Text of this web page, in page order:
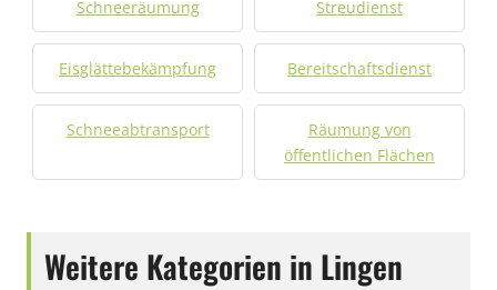
Schneeräumung Streudienst
Eisglättebekämpfung Bereitschaftsdienst
Schneeabtransport
Räumung von
öffentlichen Flächen
Weitere Kategorien in Lingen